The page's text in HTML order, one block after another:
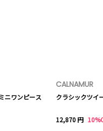
ニワンピース
CALNAMUR
クラシックツイ
12,870 円